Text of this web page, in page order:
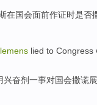
在国会面前作证时是否
lied to Congress
兴奋剂一事对国会撒谎